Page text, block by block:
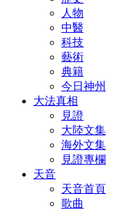
人物
中醫
科技
藝術
典籍
今日神州
大法真相
見證
大陸文集
海外文集
見證專欄
天音
天音首頁
歌曲